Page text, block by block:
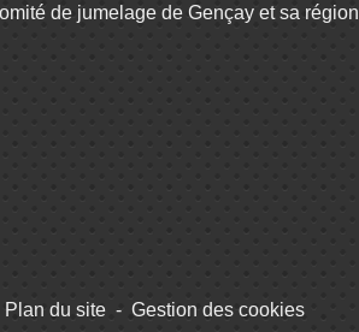
de jumelage de Gençay et sa région
Plan du site - Gestion des cookies